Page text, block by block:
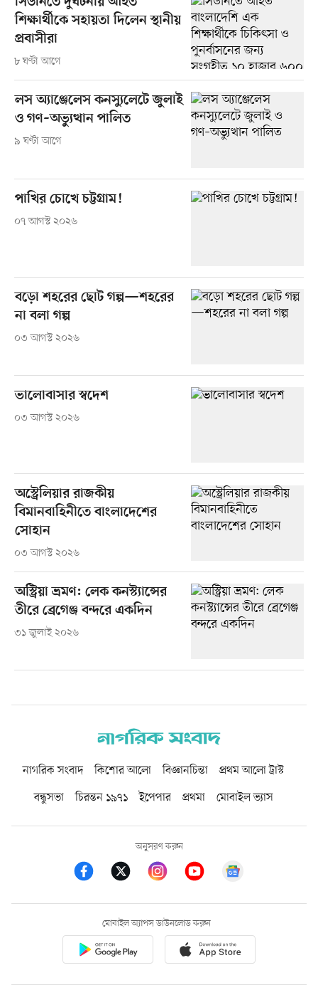
শিক্ষার্থীকে সহায়তা দিলেন স্থানীয়
প্রবাসীরা
৮ ঘণ্টা আগে
লস অ্যাঞ্জেলেস কনস্যুলেটে জুলাই
ও গণ–অভ্যুত্থান পালিত
৯ ঘণ্টা আগে
পাখির চোখে চট্টগ্রাম!
০৭ আগস্ট ২০২৬
বড়ো শহরের ছোট গল্প—শহরের
না বলা গল্প
০৩ আগস্ট ২০২৬
ভালোবাসার স্বদেশ
০৩ আগস্ট ২০২৬
অস্ট্রেলিয়ার রাজকীয়
বিমানবাহিনীতে বাংলাদেশের
সোহান
০৩ আগস্ট ২০২৬
অস্ট্রিয়া ভ্রমণ: লেক কনস্ট্যান্সের
তীরে ব্রেগেঞ্জ বন্দরে একদিন
৩১ জুলাই ২০২৬
নাগরিক সংবাদ কিশোর আলো বিজ্ঞানচিন্তা
প্রথম আলো ট্রাস্ট
বন্ধুসভা
চিরন্তন ১৯৭১ ইপেপার প্রথমা মোবাইল ভ্যাস
অনুসরণ করুন
মোবাইল অ্যাপস ডাউনলোড করুন